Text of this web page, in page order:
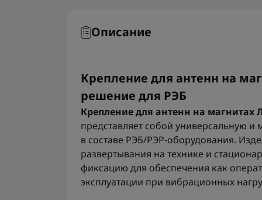
Описание
Крепление для антенн на
решение для РЭБ
Крепление для антенн на магнитах
представляет собой универсальную и
в составе РЭБ/РЭР-оборудования.
развертывания на технике и
фиксацию для обеспечения как
эксплуатации при вибрационных